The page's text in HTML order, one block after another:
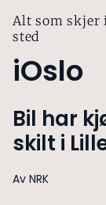
Alt som skjer
sted
iOslo
Bil har
skilt i
Av NRK